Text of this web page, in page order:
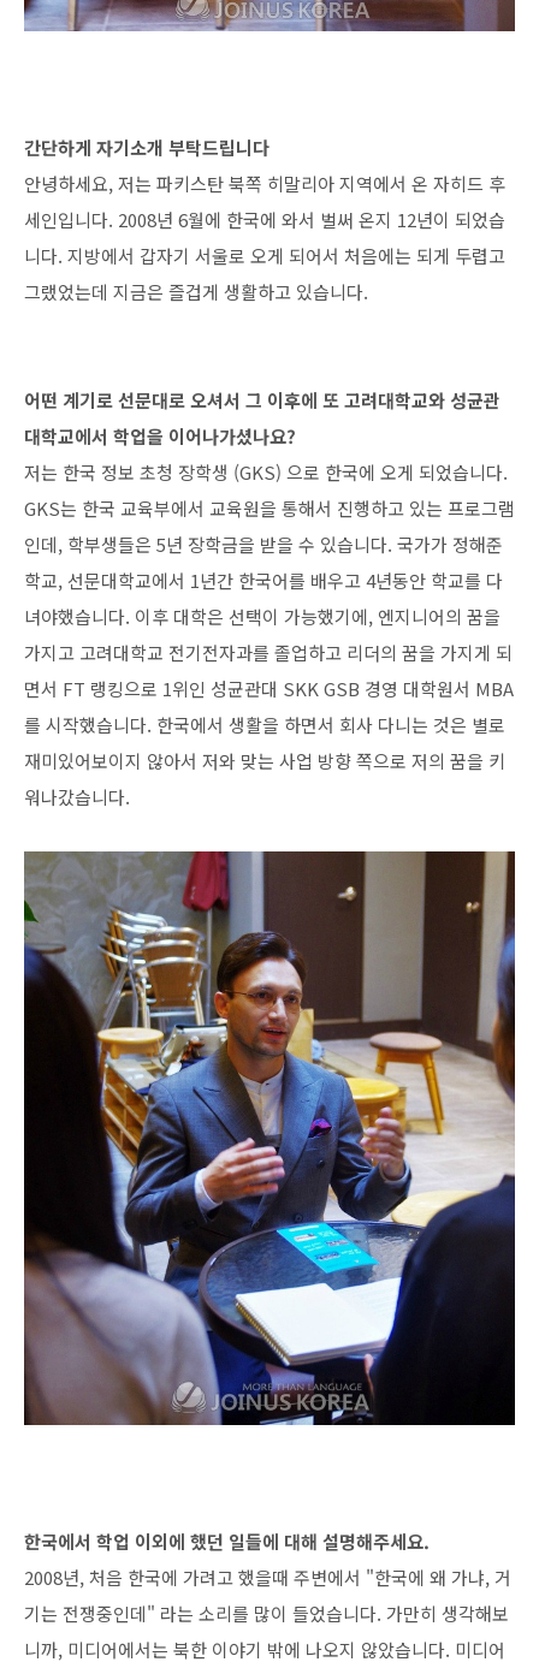
간단하게 자기소개 부탁드립니다
안녕하세요, 저는 파키스탄 북쪽 히말리아 지역에서 온 자히드 후
세인입니다. 2008년 6월에 한국에 와서 벌써 온지 12년이 되었습
니다. 지방에서 갑자기 서울로 오게 되어서 처음에는 되게 두렵고
그랬었는데 지금은 즐겁게 생활하고 있습니다.
어떤 계기로 선문대로 오셔서 그 이후에 또 고려대학교와 성균관
대학교에서 학업을 이어나가셨나요?
저는 한국 정보 초청 장학생 (GKS) 으로 한국에 오게 되었습니다.
GKS는 한국 교육부에서 교육원을 통해서 진행하고 있는 프로그램
인데, 학부생들은 5년 장학금을 받을 수 있습니다. 국가가 정해준
학교, 선문대학교에서 1년간 한국어를 배우고 4년동안 학교를 다
녀야했습니다. 이후 대학은 선택이 가능했기에, 엔지니어의 꿈을
가지고 고려대학교 전기전자과를 졸업하고 리더의 꿈을 가지게 되
면서 FT 랭킹으로 1위인 성균관대 SKK GSB 경영 대학원서 MBA
를 시작했습니다. 한국에서 생활을 하면서 회사 다니는 것은 별로
재미있어보이지 않아서 저와 맞는 사업 방향 쪽으로 저의 꿈을 키
워나갔습니다.
한국에서 학업 이외에 했던 일들에 대해 설명해주세요.
2008년, 처음 한국에 가려고 했을때 주변에서 "한국에 왜 가냐, 거
기는 전쟁중인데" 라는 소리를 많이 들었습니다. 가만히 생각해보
니까, 미디어에서는 북한 이야기 밖에 나오지 않았습니다. 미디어